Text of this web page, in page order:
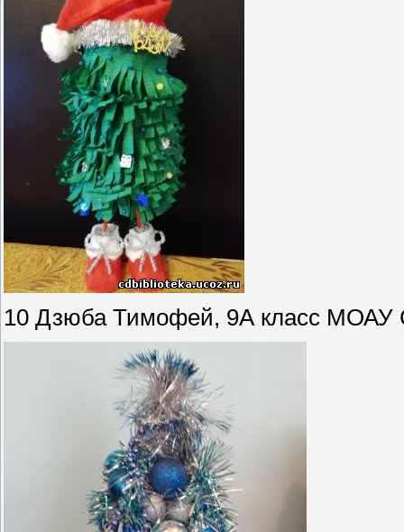
10 Дзюба Тимофей, 9А класс МОАУ